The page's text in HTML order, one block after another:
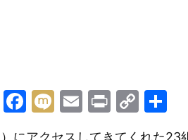
X
F
M E
Pr C
にアクセスしてきてくれた23